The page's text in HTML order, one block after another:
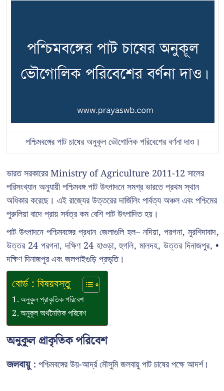
পশ্চিমবঙ্গের পাট চাষের অনুকূল ভৌগোলিক পরিবেশের বর্ণনা দাও।
ভারত সরকারের Ministry of Agriculture 2011-12 সালের
পরিসংখ্যান অনুযায়ী পশ্চিমবঙ্গ পাট উৎপাদনে সমগ্র ভারতে প্রথম স্থান
অধিকার করেছে। এই রাজ্যের উত্তরের দার্জিলিং পার্বত্য অঞ্চল এবং পশ্চিমের
পুরুলিয়া বাদে প্রায় সর্বত্র কম বেশি পাট উৎপাদিত হয়।
পাট উৎপাদনে পশ্চিমবঙ্গের প্রধান জেলাগুলি হল– নদিয়া, পরগনা, মুরশিদাবাদ,
উত্তর 24 পরগনা, দক্ষিণ 24 হাওড়া, হুগলি, মালদহ, উত্তর দিনাজপুর, •
দক্ষিণ দিনাজপুর এবং জলপাইগুড়ি প্রভৃতি।
বোর্ড : বিষয়বস্তু
অনুকূল প্রাকৃতিক পরিবেশ
অনুকূল অর্থনৈতিক পরিবেশ
অনুকূল প্রাকৃতিক পরিবেশ
জলবায়ু : পশ্চিমবঙ্গের উয়-আর্দ্র মৌসুমি জলবায়ু পাট চাষের পক্ষে আদর্শ।